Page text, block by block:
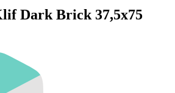
Dark Brick 37,5x75